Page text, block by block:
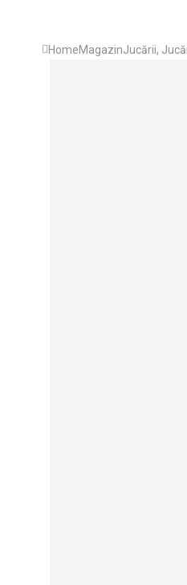
HomeMagazinJucării,